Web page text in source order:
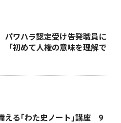
パワハラ認定受け告発職員に
初めて人権の意味を理解で
える｢わた史ノート｣講座 9